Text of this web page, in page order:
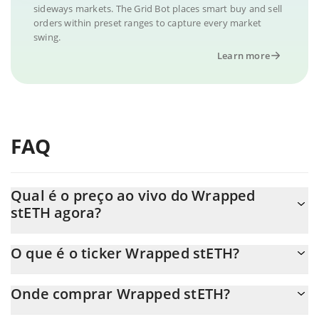
sideways markets. The Grid Bot places smart buy and sell
orders within preset ranges to capture every market
swing.
Learn more
FAQ
Qual é o preço ao vivo do Wrapped
stETH agora?
O que é o ticker Wrapped stETH?
Onde comprar Wrapped stETH?